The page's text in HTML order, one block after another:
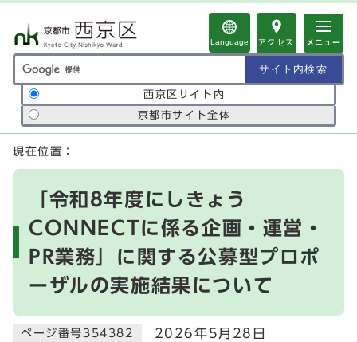
Language アクセス メニュー
サイト内検索の範囲
西京区サイト内
京都市サイト全体
ここから本文です
現在位置：
「令和8年度にしきょう
CONNECTに係る企画・運営・
PR業務」に関する公募型プロポ
ーザルの実施結果について
ページ番号354382 2026年5月28日